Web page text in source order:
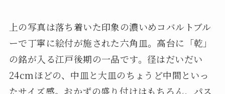
上の写真は落ち着いた印象の濃いめコバルトブル
ーで丁寧に絵付が施された六角皿。高台に「乾」
の銘が入る江戸後期の一品です。径はだいだい
24cmほどの、中皿と大皿のちょうど中間といっ
たサイズ感。おかずの盛り付けはもちろん、パス